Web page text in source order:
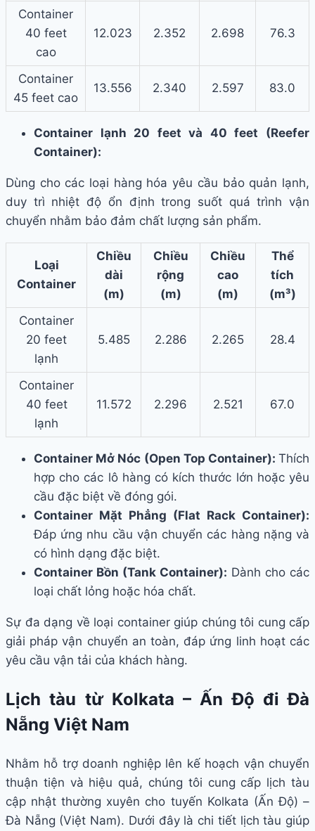
Container
40 feet
cao
12.023 2.352 2.698 76.3
Container
45 feet cao
13.556 2.340 2.597 83.0
Container lạnh 20 feet và 40 feet (Reefer
Container):
Dùng cho các loại hàng hóa yêu cầu bảo quản lạnh,
duy trì nhiệt độ ổn định trong suốt quá trình vận
chuyển nhằm bảo đảm chất lượng sản phẩm.
Loại
Container
Chiều
dài
(m)
Chiều
rộng
(m)
Chiều
cao
(m)
Thể
tích
(m³)
Container
20 feet
lạnh
5.485 2.286 2.265 28.4
Container
40 feet
lạnh
11.572 2.296 2.521 67.0
Container Mở Nóc (Open Top Container): Thích
hợp cho các lô hàng có kích thước lớn hoặc yêu
cầu đặc biệt về đóng gói.
Container Mặt Phẳng (Flat Rack Container):
Đáp ứng nhu cầu vận chuyển các hàng nặng và
có hình dạng đặc biệt.
Container Bồn (Tank Container): Dành cho các
loại chất lỏng hoặc hóa chất.
Sự đa dạng về loại container giúp chúng tôi cung cấp
giải pháp vận chuyển an toàn, đáp ứng linh hoạt các
yêu cầu vận tải của khách hàng.
Lịch tàu từ Kolkata – Ấn Độ đi Đà
Nẵng Việt Nam
Nhằm hỗ trợ doanh nghiệp lên kế hoạch vận chuyển
thuận tiện và hiệu quả, chúng tôi cung cấp lịch tàu
cập nhật thường xuyên cho tuyến Kolkata (Ấn Độ) –
Đà Nẵng (Việt Nam). Dưới đây là chi tiết lịch tàu giúp